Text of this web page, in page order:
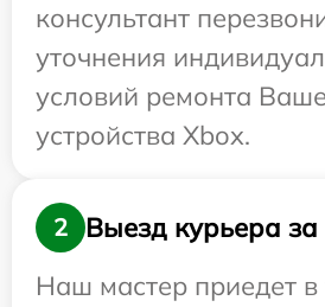
консультант
уточнения
условий ремонта
устройства Xbox.
2
Выезд курьера за
Наш мастер приедет в